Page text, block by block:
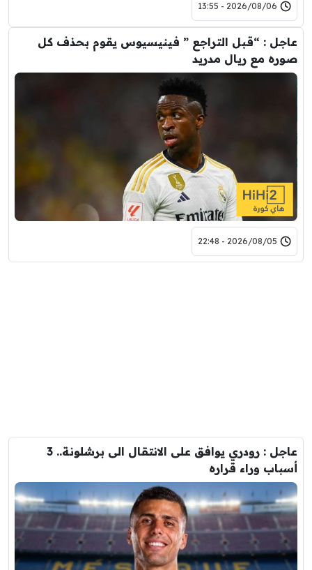
2026/08/06 - 13:55
عاجل : “قبل التراجع ” فينيسيوس يقوم بحذف كل
صوره مع ريال مدريد
2026/08/05 - 22:48
عاجل : رودري يوافق على الانتقال الى برشلونة.. 3
أسباب وراء قراره